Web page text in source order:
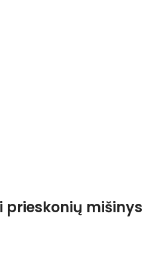
prieskonių mišinys